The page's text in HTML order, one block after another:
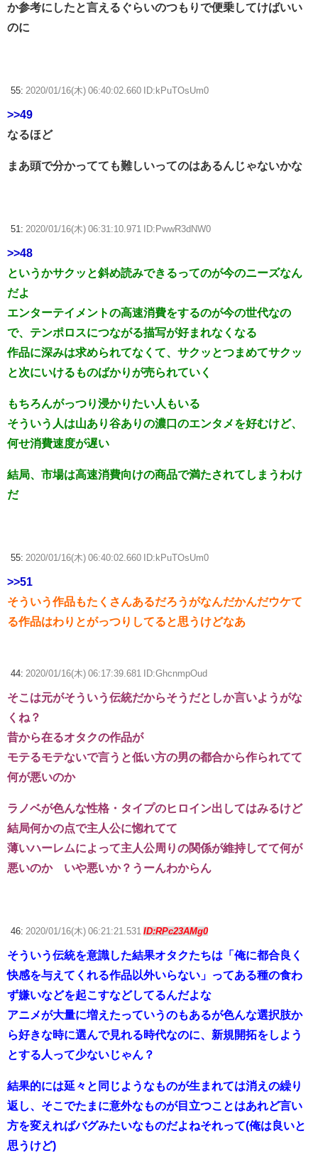
か参考にしたと言えるぐらいのつもりで便乗してけばいい
のに
55: 2020/01/16(木) 06:40:02.660 ID:kPuTOsUm0
>>49
なるほど
まあ頭で分かってても難しいってのはあるんじゃないかな
51: 2020/01/16(木) 06:31:10.971 ID:PwwR3dNW0
>>48
というかサクッと斜め読みできるってのが今のニーズなん
だよ
エンターテイメントの高速消費をするのが今の世代なの
で、テンポロスにつながる描写が好まれなくなる
作品に深みは求められてなくて、サクッとつまめてサクッ
と次にいけるものばかりが売られていく
もちろんがっつり浸かりたい人もいる
そういう人は山あり谷ありの濃口のエンタメを好むけど、
何せ消費速度が遅い
結局、市場は高速消費向けの商品で満たされてしまうわけ
だ
55: 2020/01/16(木) 06:40:02.660 ID:kPuTOsUm0
>>51
そういう作品もたくさんあるだろうがなんだかんだウケて
る作品はわりとがっつりしてると思うけどなあ
44: 2020/01/16(木) 06:17:39.681 ID:GhcnmpOud
そこは元がそういう伝統だからそうだとしか言いようがな
くね？
昔から在るオタクの作品が
モテるモテないで言うと低い方の男の都合から作られてて
何が悪いのか
ラノベが色んな性格・タイプのヒロイン出してはみるけど
結局何かの点で主人公に惚れてて
薄いハーレムによって主人公周りの関係が維持してて何が
悪いのか いや悪いか？うーんわからん
46: 2020/01/16(木) 06:21:21.531 ID:RPc23AMg0
そういう伝統を意識した結果オタクたちは「俺に都合良く
快感を与えてくれる作品以外いらない」ってある種の食わ
ず嫌いなどを起こすなどしてるんだよな
アニメが大量に増えたっていうのもあるが色んな選択肢か
ら好きな時に選んで見れる時代なのに、新規開拓をしよう
とする人って少ないじゃん？
結果的には延々と同じようなものが生まれては消えの繰り
返し、そこでたまに意外なものが目立つことはあれど言い
方を変えればバグみたいなものだよねそれって(俺は良いと
思うけど)